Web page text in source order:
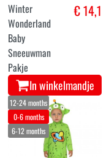
Winter
Wonderland
Baby
Sneeuwman
Pakje
€ 14,1
In winkelmandje
12-24 months
0-6 months
6-12 months